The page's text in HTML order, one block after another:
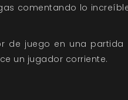
comentando lo
de juego en una
un jugador corriente.